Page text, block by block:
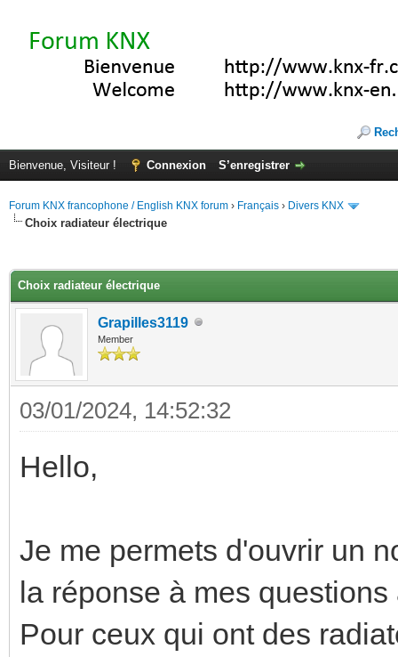
Bienvenue, Visiteur ! Connexion S’enregistrer
Forum KNX francophone / English KNX forum › Français › Divers KNX
Choix radiateur électrique
Choix radiateur électrique
Grapilles3119
Member
03/01/2024, 14:52:32
Hello,
Je me permets d'ouvrir un
la réponse à mes
Pour ceux qui ont des